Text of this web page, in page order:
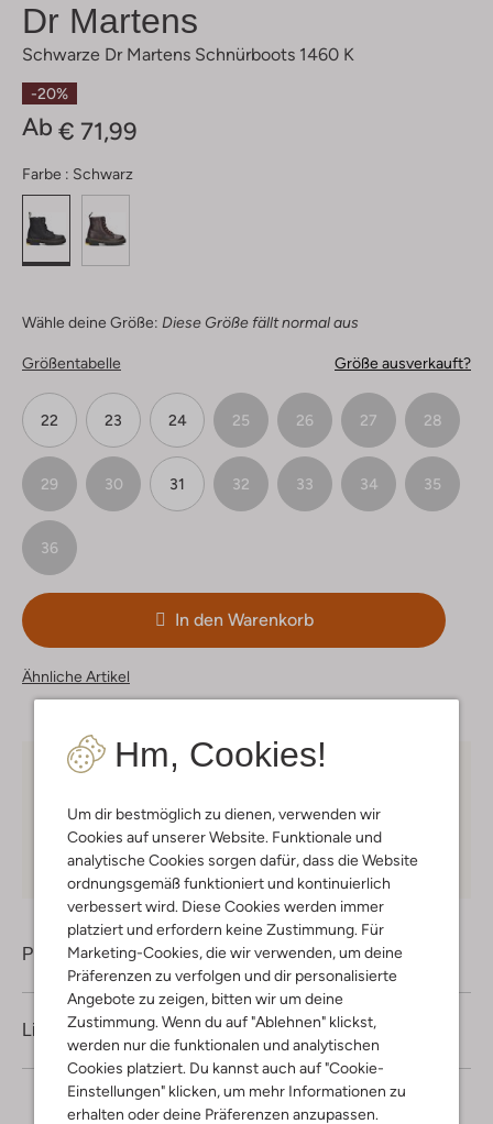
Hm, Cookies!
Um dir bestmöglich zu dienen, verwenden wir
Cookies auf unserer Website. Funktionale und
analytische Cookies sorgen dafür, dass die Website
ordnungsgemäß funktioniert und kontinuierlich
verbessert wird. Diese Cookies werden immer
platziert und erfordern keine Zustimmung. Für
Marketing-Cookies, die wir verwenden, um deine
Präferenzen zu verfolgen und dir personalisierte
Angebote zu zeigen, bitten wir um deine
Zustimmung. Wenn du auf "Ablehnen" klickst,
werden nur die funktionalen und analytischen
Cookies platziert. Du kannst auch auf "Cookie-
Einstellungen" klicken, um mehr Informationen zu
erhalten oder deine Präferenzen anzupassen.
Dr Martens
Schwarze Dr Martens Schnürboots 1460 K
-20%
Ab € 71,99
Farbe : Schwarz
Wähle deine Größe: Diese Größe fällt normal aus
Größentabelle Größe ausverkauft?
22 23 24 25 26 27 28
29 30 31 32 33 34 35
36
In den Warenkorb
Ähnliche Artikel
Kauf auf Rechnung 30 TagenRückgaberecht
Produktinformation
Lieferung & Rückgabe